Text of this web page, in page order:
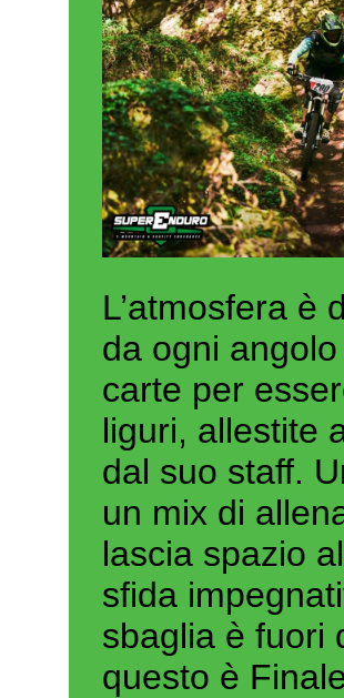
L’atmosfera è
da ogni
carte per
liguri, allestite
dal suo staff.
un mix di
lascia spazio
sfida
sbaglia è fuori
questo è